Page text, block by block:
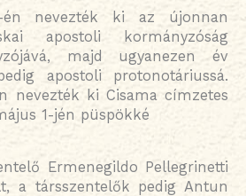
én nevezték ki az újonnan
apostoli kormányzóság
majd ugyanezen év
apostoli protonotáriussá.
nevezték ki Cisama címzetes
1-jén püspökké
Ermenegildo Pellegrinetti
a társszentelők pedig Antun